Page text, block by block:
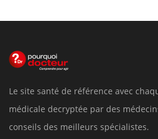
Le site santé de référence avec
médicale decryptée par des
conseils des meilleurs spécialistes.